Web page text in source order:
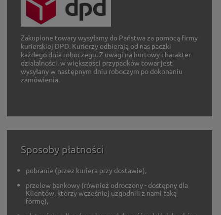
Zakupione towary wysyłamy do Państwa za pomocą firmy
kurierskiej DPD. Kurierzy odbierają od nas paczki
każdego dnia roboczego. Z uwagi na hurtowy charakter
działalności, w większości przypadków towar jest
wysyłany w następnym dniu roboczym po dokonaniu
zamówienia.
Sposoby płatności
pobranie (przez kuriera przy dostawie),
przelew bankowy (również odroczony - dostępny dla
Klientów, którzy wcześniej uzgodnili z nami taką
formę),